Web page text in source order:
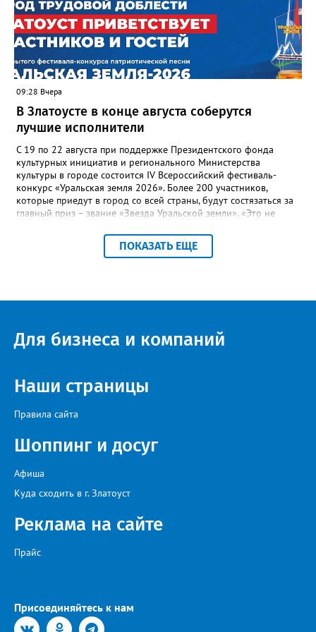
— сообщила начальник Главного управления ГЖИ Ирина
Настенко. В следующий раз, рекомендовали в
Госжилинспекции, службы должны действовать слаженно. И
оперативно делиться информацией со всеми
заинтересованными – от поставщика тепла до конечных
потребителей.
09:28 Вчера
В Златоусте в конце августа соберутся
лучшие исполнители
С 19 по 22 августа при поддержке Президентского фонда
культурных инициатив и регионального Министерства
культуры в городе состоится IV Всероссийский фестиваль-
конкурс «Уральская земля 2026». Более 200 участников,
которые приедут в город со всей страны, будут состязаться за
главный приз – звание «Звезда Уральской земли». «Это не
прослушивания участников, мастер-классы от ведущих
наставников, выступления победителей прошлых лет и
Челябинской, Свердловской, Курганской, Оренбургской
идейный вдохновитель, организатор фестиваля, эстрадный
певец, победитель главного патриотического конкурса страны
искусства «Золотая лира», участник телевизионных проектов
на Первом канале, обладатель звания «Голос страны» Алексей
ПОКАЗАТЬ ЕЩЕ
Для бизнеса и компаний
Наши страницы
Правила сайта
Шоппинг и досуг
Афиша
Куда сходить в г. Златоуст
Реклама на сайте
Прайс
Присоединяйтесь к нам